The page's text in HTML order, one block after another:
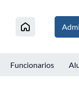
Funcionarios